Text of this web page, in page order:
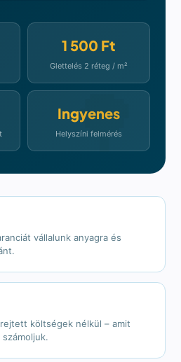
1 500 Ft
Glettelés 2 réteg / m²
Ingyenes
Helyszíni felmérés
vállalunk anyagra és
költségek nélkül – amit